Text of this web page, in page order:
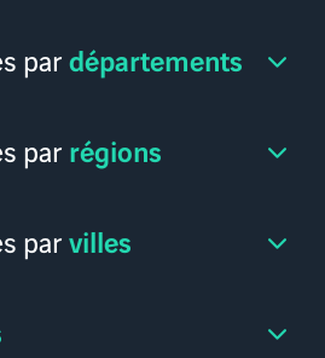
pardépartements
par régions
parvilles